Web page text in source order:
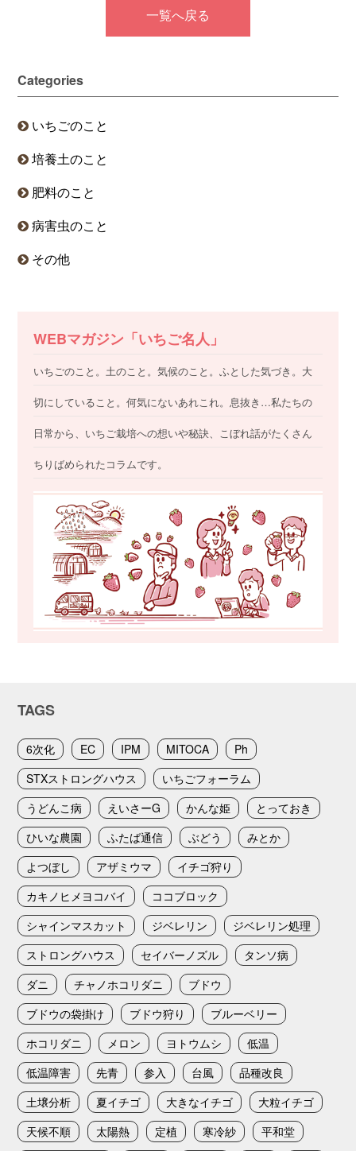
一覧へ戻る
Categories
いちごのこと
培養土のこと
肥料のこと
病害虫のこと
その他
WEBマガジン「いちご名人」
いちごのこと。土のこと。気候のこと。ふとした気づき。大
切にしていること。何気にないあれこれ。息抜き…私たちの
日常から、いちご栽培への想いや秘訣、こぼれ話がたくさん
ちりばめられたコラムです。
TAGS
6次化 EC IPM MITOCA
Ph
STXストロングハウス
いちごフォーラム
うどんこ病
えいさーG かんな姫
とっておき
ひいな農園
ふたば通信 ぶどう
みとか
よつぼし
アザミウマ
イチゴ狩り
カキノヒメヨコバイ
ココブロック
シャインマスカット
ジベレリン
ジベレリン処理
ストロングハウス
セイバーノズル
タンソ病
ダニ
チャノホコリダニ
ブドウ
ブドウの袋掛け
ブドウ狩り
ブルーベリー
ホコリダニ
メロン ヨトウムシ
低温
低温障害
先青 参入 台風
品種改良
土壌分析
夏イチゴ 大きなイチゴ
大粒イチゴ
天候不順
太陽熱 定植 寒冷紗
平和堂